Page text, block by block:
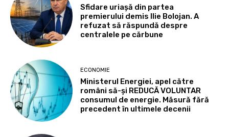
Sfidare uriașă din partea
premierului demis Ilie Bolojan. A
refuzat să răspundă despre
centralele pe cărbune
ECONOMIE
Ministerul Energiei, apel către
români să-și REDUCĂ VOLUNTAR
consumul de energie. Măsură fără
precedent în ultimele decenii